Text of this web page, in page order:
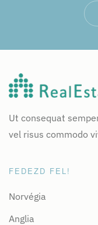
Ut consequat
vel risus commodo
FEDEZD FEL!
Norvégia
Anglia